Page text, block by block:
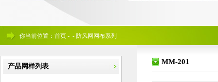
你当前位置：首页 - - 防风网网布系列
产品网样列表
MM-201